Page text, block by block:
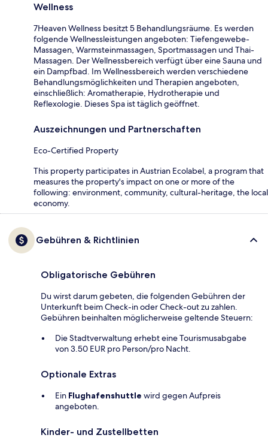
Wellness
7Heaven Wellness besitzt 5 Behandlungsräume. Es werden
folgende Wellnessleistungen angeboten: Tiefengewebe-
Massagen, Warmsteinmassagen, Sportmassagen und Thai-
Massagen. Der Wellnessbereich verfügt über eine Sauna und
ein Dampfbad. Im Wellnessbereich werden verschiedene
Behandlungsmöglichkeiten und Therapien angeboten,
einschließlich: Aromatherapie, Hydrotherapie und
Reflexologie. Dieses Spa ist täglich geöffnet.
Auszeichnungen und Partnerschaften
Eco-Certified Property
This property participates in Austrian Ecolabel, a program that
measures the property's impact on one or more of the
following: environment, community, cultural-heritage, the local
economy.
Gebühren & Richtlinien
Obligatorische Gebühren
Du wirst darum gebeten, die folgenden Gebühren der
Unterkunft beim Check-in oder Check-out zu zahlen.
Gebühren beinhalten möglicherweise geltende Steuern:
Die Stadtverwaltung erhebt eine Tourismusabgabe
von 3.50 EUR pro Person/pro Nacht.
Optionale Extras
Ein Flughafenshuttle wird gegen Aufpreis
angeboten.
Kinder- und Zustellbetten